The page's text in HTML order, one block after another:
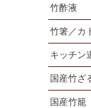
竹酢液
竹箸／カ
キッチン
国産竹ざ
国産竹籠